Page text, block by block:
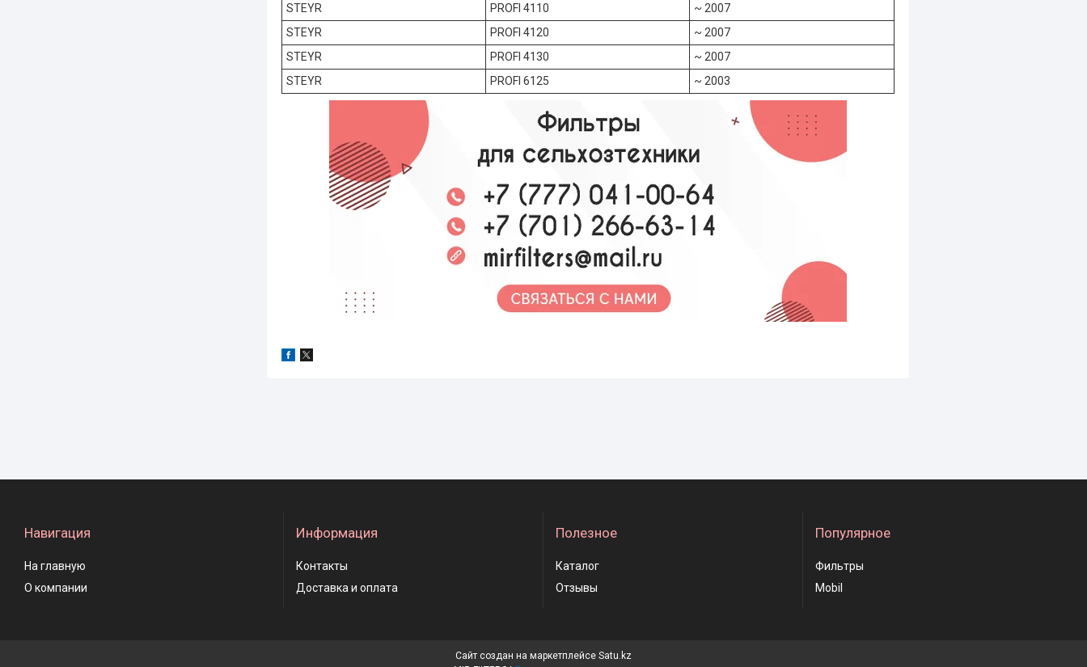
STEYR
PROFI 4110
~ 2007
STEYR
PROFI 4120
~ 2007
STEYR
PROFI 4130
~ 2007
STEYR
PROFI 6125 ~ 2003
Навигация
На главную
О компании
Информация
Контакты
Доставка и оплата
Полезное
Каталог
Отзывы
Популярное
Фильтры
Mobil
Сайт создан на маркетплейсе Satu.kz